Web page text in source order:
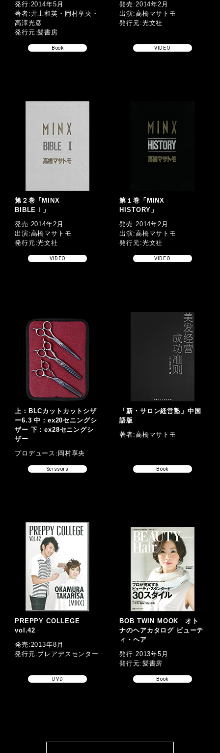
発行:2014年5月
著者:井上和英・岡村享央・
高澤光彦
発行元:髪書房
Book
発売:2014年2月
出演:高橋マサトモ
発行元:光文社
VIDEO
第２巻「MINX
BIBLEⅠ」
発売:2014年2月
出演:高橋マサトモ
発行元:光文社
VIDEO
第１巻「MINX
HISTORY」
発売:2014年2月
出演:高橋マサトモ
発行元:光文社
VIDEO
上：BLCカットカットシザ
ー6.3 中：ex20セニングシ
ザー 下：ex28セニングシ
ザー
プロデュース:岡村享央
Scissors
「新・サロン経営塾」中国
語版
著者:高橋マサトモ
Book
PREPPY COLLEGE
vol.42
発売:2013年8月
発行元:プレアデスセンター
DVD
BOB TWIN MOOK オト
ナのヘアカタログ ビューテ
ィ・ヘア
発行:2013年5月
発行元:髪書房
Book